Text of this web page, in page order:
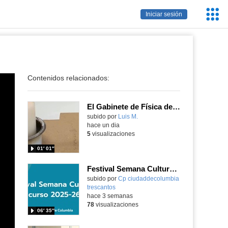
Iniciar sesión
Contenidos relacionados:
El Gabinete de Física del IES Enrique Tierno Galván de Parla (Curso 25-26)
Contenido educativo.
subido por Luis M.
01′ 01″
hace un dia
5visualizaciones
Festival Semana Cultural 2025-26 - 1º Primaria
subido por Cp ciudaddecolumbia
trescantos
06′ 35″
-
hace 3 semanas
78visualizaciones